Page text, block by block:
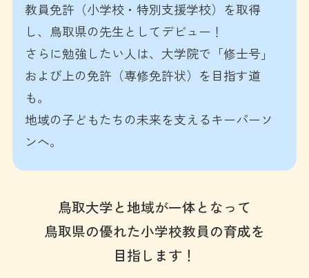
教員免許（小学校・特別支援学校）を取得
し、鳥取県の先生としてデビュー！
さらに勉強したい人は、大学院で「修士号」
および上の免許（専修免許状）を目指す道
も。
地域の子どもたちの未来を支えるキーパーソ
ンへ。
鳥取大学と地域が一体となって
鳥取県の優れた小学校教員の育成を
目指します！